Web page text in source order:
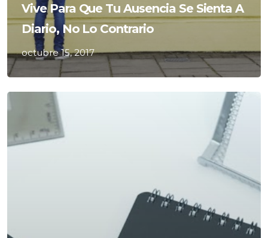
Vive Para Que Tu Ausencia Se Sienta A
Diario, No Lo Contrario
octubre 15, 2017